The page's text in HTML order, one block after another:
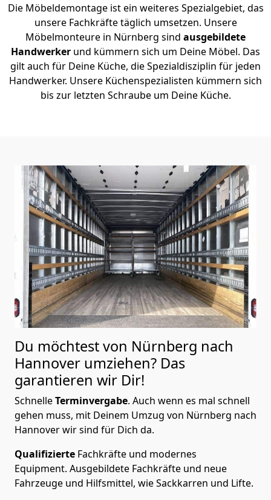
Die Möbeldemontage ist ein weiteres Spezialgebiet, das
unsere Fachkräfte täglich umsetzen. Unsere
Möbelmonteure in Nürnberg sind ausgebildete
Handwerker und kümmern sich um Deine Möbel. Das
gilt auch für Deine Küche, die Spezialdisziplin für jeden
Handwerker. Unsere Küchenspezialisten kümmern sich
bis zur letzten Schraube um Deine Küche.
Du möchtest von Nürnberg nach
Hannover umziehen? Das
garantieren wir Dir!
SchnelleTerminvergabe. Auch wenn es mal schnell
gehen muss, mit Deinem Umzug von Nürnberg nach
Hannover wir sind für Dich da.
Qualifizierte Fachkräfte und modernes
Equipment. Ausgebildete Fachkräfte und neue
Fahrzeuge und Hilfsmittel, wie Sackkarren und Lifte.